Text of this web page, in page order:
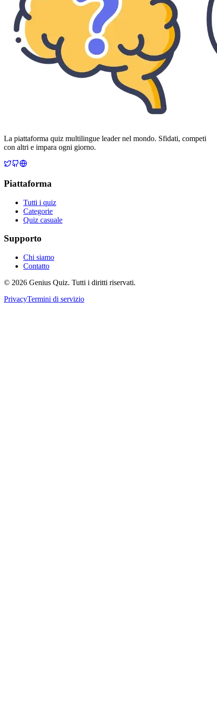
La piattaforma quiz multilingue leader nel mondo. Sfidati, competi
con altri e impara ogni giorno.
Piattaforma
Tutti i quiz
Categorie
Quiz casuale
Supporto
Chi siamo
Contatto
© 2026 Genius Quiz. Tutti i diritti riservati.
PrivacyTermini di servizio